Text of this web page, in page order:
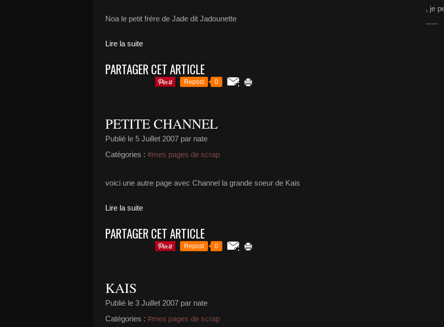
Noa le petit frére de Jade dit Jadounette
Lire la suite
PARTAGER CET ARTICLE
Repost 0
PETITE CHANNEL
Publié le 5 Juillet 2007 par nate
Catégories : #mes pages de scrap
voici une autre page avec Channel la grande soeur de Kais
Lire la suite
PARTAGER CET ARTICLE
Repost 0
KAIS
Publié le 3 Juillet 2007 par nate
Catégories : #mes pages de scrap
, je
......